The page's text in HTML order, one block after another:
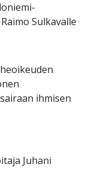
Sulkavalle
ihmisen
Juhani